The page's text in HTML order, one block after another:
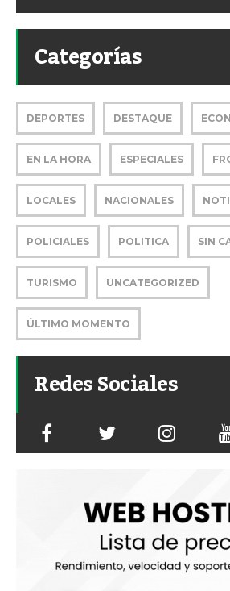
Categorías
DEPORTES DESTAQUE
EN LA HORA ESPECIALES
LOCALES NACIONALES
POLICIALES POLITICA SIN
TURISMO UNCATEGORIZED
ÚLTIMO MOMENTO
Redes Sociales